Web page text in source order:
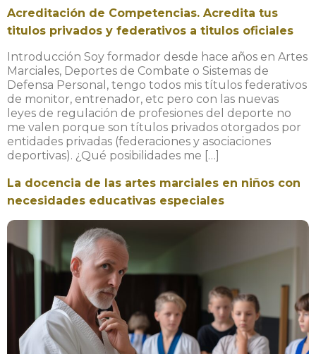
Acreditación de Competencias. Acredita tus
titulos privados y federativos a titulos oficiales
Introducción Soy formador desde hace años en Artes
Marciales, Deportes de Combate o Sistemas de
Defensa Personal, tengo todos mis títulos federativos
de monitor, entrenador, etc pero con las nuevas
leyes de regulación de profesiones del deporte no
me valen porque son títulos privados otorgados por
entidades privadas (federaciones y asociaciones
deportivas). ¿Qué posibilidades me […]
La docencia de las artes marciales en niños con
necesidades educativas especiales